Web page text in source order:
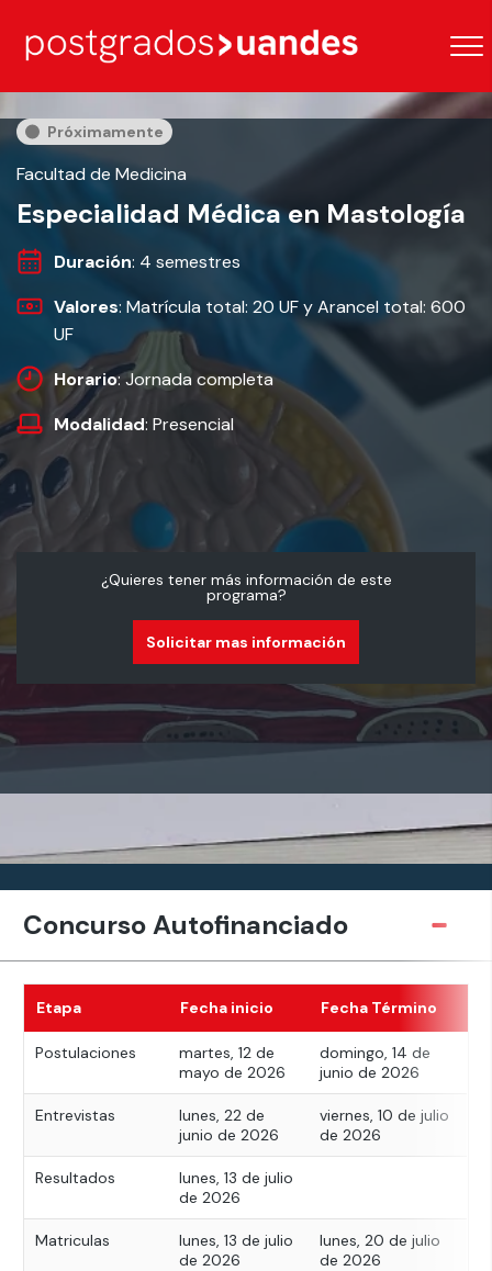
Próximamente
Facultad de Medicina
Especialidad Médica en Mastología
Duración: 4 semestres
Valores: Matrícula total: 20 UF y Arancel total: 600
UF
Horario: Jornada completa
Modalidad: Presencial
¿Quieres tener más información de este
programa?
Solicitar mas información
Concurso Autofinanciado
Etapa Fecha inicio Fecha Término
Postulaciones
martes, 12 de
mayo de 2026
domingo, 14 de
junio de 2026
Entrevistas
lunes, 22 de
junio de 2026
viernes, 10 de julio
de 2026
Resultados
lunes, 13 de julio
de 2026
Matriculas
lunes, 13 de julio
de 2026
lunes, 20 de julio
de 2026